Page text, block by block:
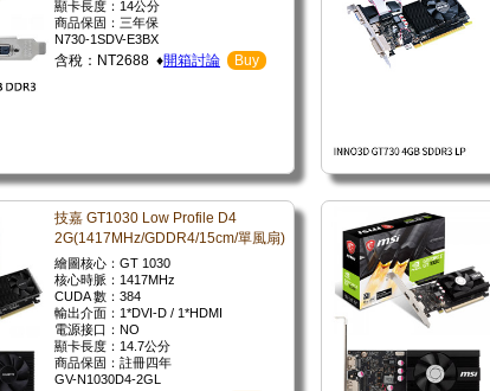
顯卡長度：14公分
商品保固：三年保
N730-1SDV-E3BX
含稅：NT2688 ♦開箱討論 Buy
技嘉 GT1030 Low Profile D4
2G(1417MHz/GDDR4/15cm/單風扇)
繪圖核心：GT 1030
核心時脈：1417MHz
CUDA 數：384
輸出介面：1*DVI-D / 1*HDMI
電源接口：NO
顯卡長度：14.7公分
商品保固：註冊四年
GV-N1030D4-2GL